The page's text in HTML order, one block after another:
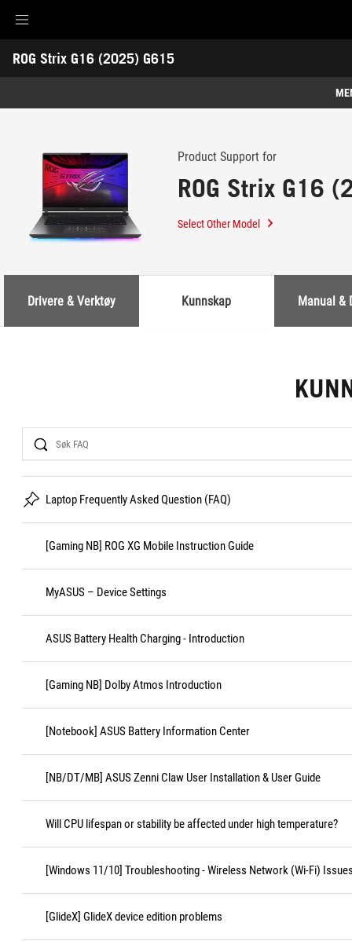
Accessibility links
Skip to content
Accessibility Help
Skip to Menu
ASUS Footer
ROG Strix G16 (2025) G615
-
Features
Tech Specs
Awards
Gallery
Product Support for
ROG Strix G16
Select Other Model
Drivere & Verktøy Kunnskap Manual &
Search
Laptop Frequently Asked Question (FAQ)
[Gaming NB] ROG XG Mobile Instruction Guide
MyASUS – Device Settings
ASUS Battery Health Charging - Introduction
[Gaming NB] Dolby Atmos Introduction
[Notebook] ASUS Battery Information Center
[NB/DT/MB] ASUS Zenni Claw User Installation & User Guide
Will CPU lifespan or stability be affected under high temperature?
[Windows 11/10] Troubleshooting - Wireless Network (Wi-Fi)
[GlideX] GlideX device edition problems